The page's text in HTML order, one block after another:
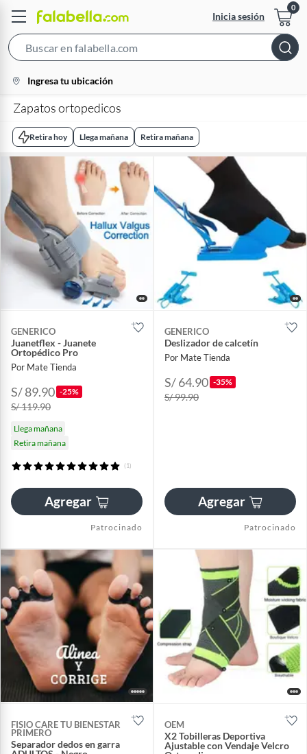
Inicia sesión
Bar
location-
icon
Ingresa tu ubicación
Zapatos ortopedicos
Retira hoy Llega mañana Retira mañana
GENERICO
Juanetflex - Juanete
Ortopédico Pro
Por Mate Tienda
S/ 89.90 -25%
S/ 119.90
Llega mañana
Retira mañana
(1)
Agregar
Patrocinado
GENERICO
Deslizador de calcetín
Por Mate Tienda
S/ 64.90 -35%
S/ 99.90
Agregar
Patrocinado
FISIO CARE TU BIENESTAR
PRIMERO
Separador dedos en garra
OEM
X2 Tobilleras Deportiva
Ajustable con Vendaje Velcro